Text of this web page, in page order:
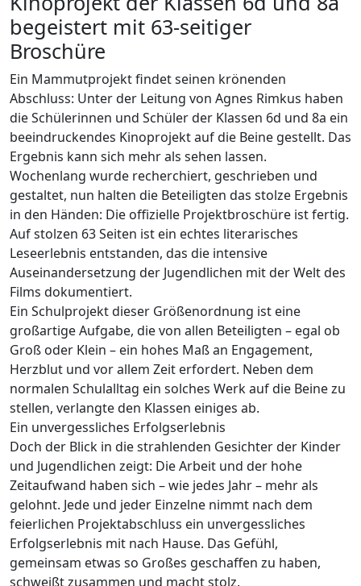
begeistert mit 63-seitiger
Broschüre
Ein Mammutprojekt findet seinen krönenden
Abschluss: Unter der Leitung von Agnes Rimkus haben
die Schülerinnen und Schüler der Klassen 6d und 8a ein
beeindruckendes Kinoprojekt auf die Beine gestellt. Das
Ergebnis kann sich mehr als sehen lassen.
Wochenlang wurde recherchiert, geschrieben und
gestaltet, nun halten die Beteiligten das stolze Ergebnis
in den Händen: Die offizielle Projektbroschüre ist fertig.
Auf stolzen 63 Seiten ist ein echtes literarisches
Leseerlebnis entstanden, das die intensive
Auseinandersetzung der Jugendlichen mit der Welt des
Films dokumentiert.
Ein Schulprojekt dieser Größenordnung ist eine
großartige Aufgabe, die von allen Beteiligten – egal ob
Groß oder Klein – ein hohes Maß an Engagement,
Herzblut und vor allem Zeit erfordert. Neben dem
normalen Schulalltag ein solches Werk auf die Beine zu
stellen, verlangte den Klassen einiges ab.
Ein unvergessliches Erfolgserlebnis
Doch der Blick in die strahlenden Gesichter der Kinder
und Jugendlichen zeigt: Die Arbeit und der hohe
Zeitaufwand haben sich – wie jedes Jahr – mehr als
gelohnt. Jede und jeder Einzelne nimmt nach dem
feierlichen Projektabschluss ein unvergessliches
Erfolgserlebnis mit nach Hause. Das Gefühl,
gemeinsam etwas so Großes geschaffen zu haben,
schweißt zusammen und macht stolz.